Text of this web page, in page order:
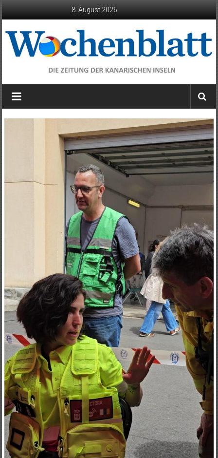
8. August 2026
Wochenblatt
die